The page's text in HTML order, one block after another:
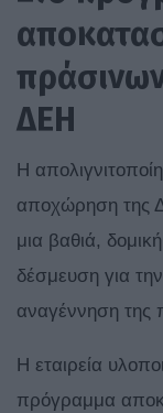
ΔΕΗ
Η
αποχώρηση της
μια βαθιά,
δέσμευση για
αναγέννηση της
Η εταιρεία
πρόγραμμα